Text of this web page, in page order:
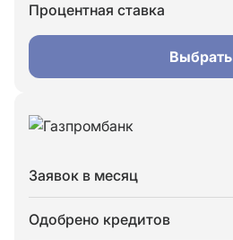
Процентная ставка
Выбрать
Заявок в месяц
Одобрено кредитов